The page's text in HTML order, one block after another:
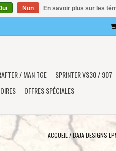
/ MAN TGE SPRINTER VS30 / 907
OFFRES SPÉCIALES
ACCUEIL /BAJA DESIGNS
Non En savoir plus sur les